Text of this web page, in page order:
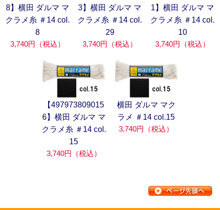
8】横田 ダルマ マ
クラメ糸 ＃14 col.
8
3,740円（税込）
3】横田 ダルマ マ
クラメ糸 ＃14 col.
29
3,740円（税込）
1】横田 ダルマ マ
クラメ糸 ＃14 col.
10
3,740円（税込）
【497973809015
6】横田 ダルマ マ
クラメ糸 ＃14 col.
15
3,740円（税込）
横田 ダルマ マク
ラメ ＃14 col.15
3,740円（税込）